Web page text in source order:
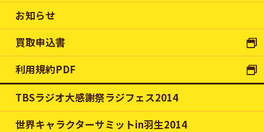
お知らせ
買取申込書
利用規約PDF
TBSラジオ大感謝祭ラジフェス2014
世界キャラクターサミットin羽生2014